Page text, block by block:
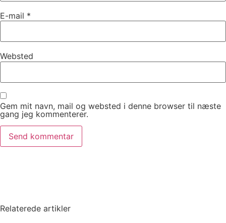
E-mail *
Websted
Gem mit navn, mail og websted i denne browser til næste
gang jeg kommenterer.
Relaterede artikler